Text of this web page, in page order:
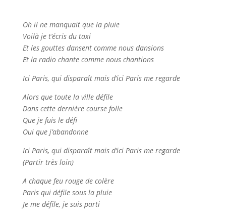
Oh il ne manquait que la pluie
Voilà je t’écris du taxi
Et les gouttes dansent comme nous dansions
Et la radio chante comme nous chantions
Ici Paris, qui disparaît mais d’ici Paris me regarde
Alors que toute la ville défile
Dans cette dernière course folle
Que je fuis le défi
Oui que j’abandonne
Ici Paris, qui disparaît mais d’ici Paris me regarde
(Partir très loin)
A chaque feu rouge de colère
Paris qui défile sous la pluie
Je me défile, je suis parti